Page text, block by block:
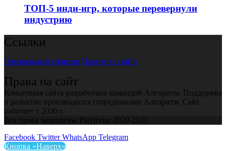
ТОП-5 инди-игр, которые перевернули
индустрию
Ссылки
Генеральный спонсор Политика сайта
Права на сайт
Концепция сайта разработана командой Алгоритм. Поддержка
и развитие производится сотрудниками Алгоритм. Сайт
работает с 2020 г.
Все права защищены Playjector 2020-2025
Facebook Twitter WhatsApp Telegram
Кнопка «Наверх»